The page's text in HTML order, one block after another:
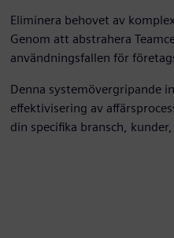
Eliminera behovet av
Genom att abstrahera
användningsfallen för
Denna systemövergripande
effektivisering av
din specifika bransch,